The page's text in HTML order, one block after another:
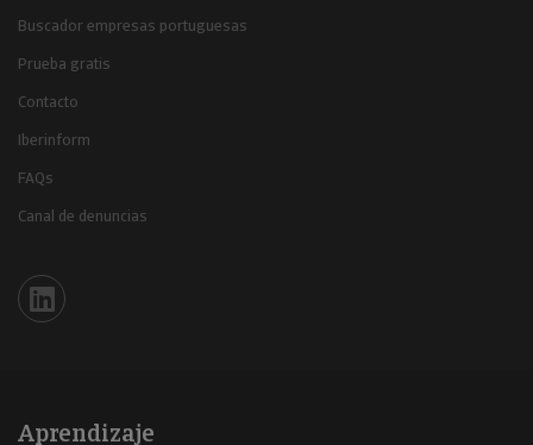
Buscador empresas portuguesas
Prueba gratis
Contacto
Iberinform
FAQs
Canal de denuncias
Iberinform en Linkedin
Aprendizaje